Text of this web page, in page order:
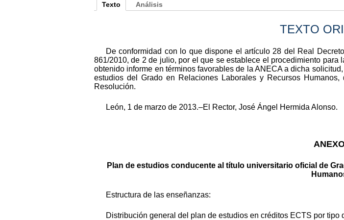
Texto
TEXTO
De conformidad con lo que dispone el artículo 28 del Real
861/2010, de 2 de julio, por el que se establece el procedimiento
obtenido informe en términos favorables de la ANECA a dicha
estudios del Grado en Relaciones Laborales y Recursos
Resolución.
León, 1 de marzo de 2013.–El Rector, José Ángel Hermida Alonso.
Plan de estudios conducente al título universitario oficial de
Estructura de las enseñanzas:
Distribución general del plan de estudios en créditos ECTS por tipo
Análisis